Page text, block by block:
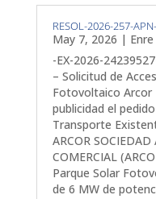
RESOL-2026-257-
May 7, 2026 | Enre
-EX-2026-
– Solicitud de
Fotovoltaico Arcor
publicidad el
Transporte
ARCOR
COMERCIAL
Parque Solar
de 6 MW de